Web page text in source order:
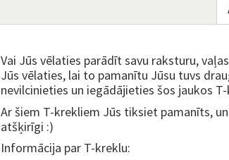
Vai Jūs vēlaties parādīt savu raksturu,
Jūs vēlaties, lai to pamanītu Jūsu tuvs
nevilcinieties un iegādājieties šos jaukos
Ar šiem T-krekliem Jūs tiksiet pamanīts,
atšķirīgi :)
Informācija par T-kreklu​: